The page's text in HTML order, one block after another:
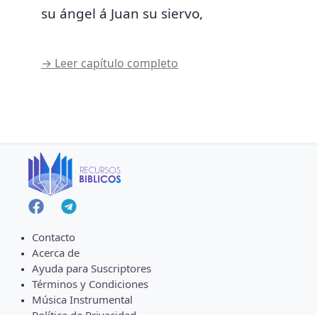
su ángel á Juan su siervo,
→ Leer capítulo completo
Contacto
Acerca de
Ayuda para Suscriptores
Términos y Condiciones
Música Instrumental